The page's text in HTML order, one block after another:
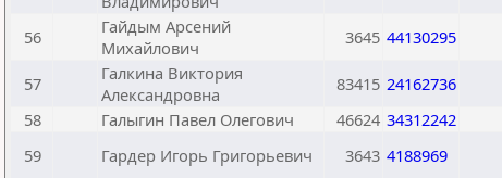
56
Гайдым Арсений
Михайлович
3645 44130295
57
Галкина Виктория
Александровна
83415 24162736
58
Галыгин Павел Олегович 46624 34312242
59
Гардер Игорь Григорьевич 3643 4188969